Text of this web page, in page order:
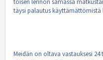
toisen lennon samassa
täysi palautus käyttämättömistä
Meidän on oltava vastauksesi